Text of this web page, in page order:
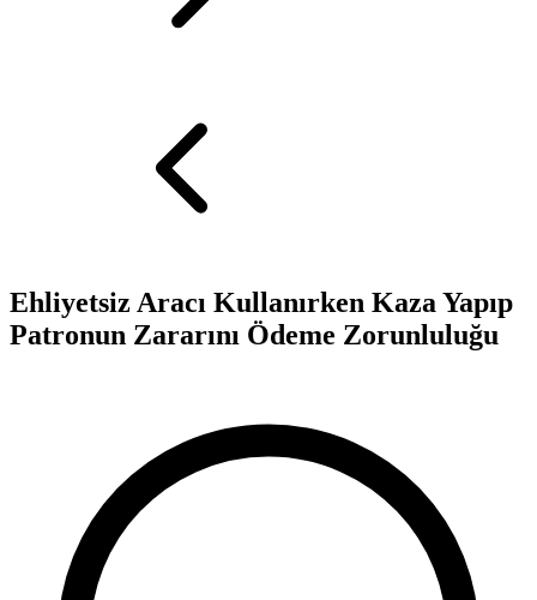
Ehliyetsiz Aracı Kullanırken Kaza Yapıp
Patronun Zararını Ödeme Zorunluluğu